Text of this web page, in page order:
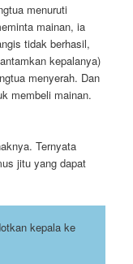
menuruti
mainan, ia
tidak berhasil,
kepalanya)
menyerah. Dan
membeli mainan.
Ternyata
jitu yang dapat
kepala ke